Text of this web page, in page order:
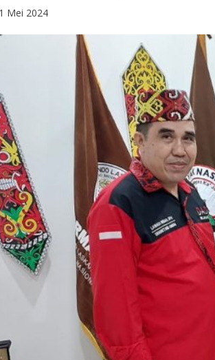
1 Mei 2024